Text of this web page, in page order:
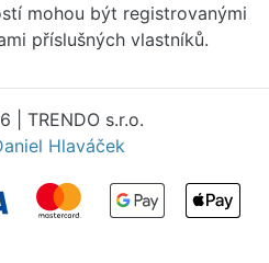
mohou být registrovanými
příslušných vlastníků.
| TRENDO s.r.o.
Hlaváček